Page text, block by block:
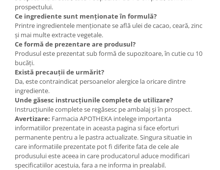
prospectului.
Ce ingrediente sunt menționate în formulă?
Printre ingredientele menționate se află ulei de cacao, ceară, zinc
și mai multe extracte vegetale.
Ce formă de prezentare are produsul?
Produsul este prezentat sub formă de supozitoare, în cutie cu 10
bucăți.
Există precauții de urmărit?
Da, este contraindicat persoanelor alergice la oricare dintre
ingrediente.
Unde găsesc instrucțiunile complete de utilizare?
Instrucțiunile complete se regăsesc pe ambalaj și în prospect.
Avertizare: Farmacia APOTHEKA intelege importanta
informatiilor prezentate in aceasta pagina si face eforturi
permanente pentru a le pastra actualizate. Singura situatie in
care informatiile prezentate pot fi diferite fata de cele ale
produsului este aceea in care producatorul aduce modificari
specificatiilor acestuia, fara a ne informa in prealabil.